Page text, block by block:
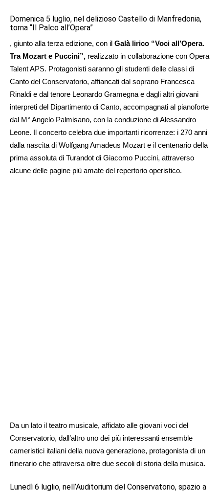
Domenica 5 luglio, nel delizioso Castello di Manfredonia,
torna “Il Palco all’Opera”
, giunto alla terza edizione, con il Galà lirico “Voci all’Opera.
Tra Mozart e Puccini”, realizzato in collaborazione con Opera
Talent APS. Protagonisti saranno gli studenti delle classi di
Canto del Conservatorio, affiancati dal soprano Francesca
Rinaldi e dal tenore Leonardo Gramegna e dagli altri giovani
interpreti del Dipartimento di Canto, accompagnati al pianoforte
dal M° Angelo Palmisano, con la conduzione di Alessandro
Leone. Il concerto celebra due importanti ricorrenze: i 270 anni
dalla nascita di Wolfgang Amadeus Mozart e il centenario della
prima assoluta di Turandot di Giacomo Puccini, attraverso
alcune delle pagine più amate del repertorio operistico.
Da un lato il teatro musicale, affidato alle giovani voci del
Conservatorio, dall’altro uno dei più interessanti ensemble
cameristici italiani della nuova generazione, protagonista di un
itinerario che attraversa oltre due secoli di storia della musica.
Lunedì 6 luglio, nell’Auditorium del Conservatorio, spazio a